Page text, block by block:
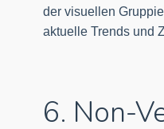
der visuellen
aktuelle Trends und
6. Non-